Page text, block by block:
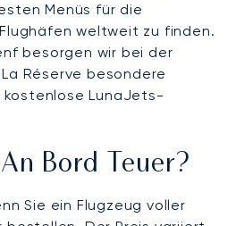
Menüs für die
weltweit zu finden.
besorgen wir bei der
Réserve besondere
kostenlose LunaJets-
Bord Teuer?
Sie ein Flugzeug voller